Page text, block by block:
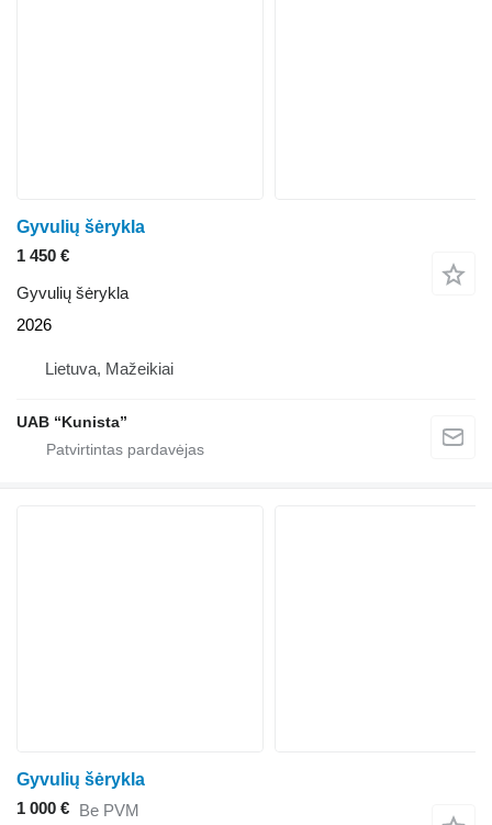
Gyvulių šėrykla
1 450 €
Gyvulių šėrykla
2026
Lietuva, Mažeikiai
UAB “Kunista”
Gyvulių šėrykla
1 000 € Be PVM